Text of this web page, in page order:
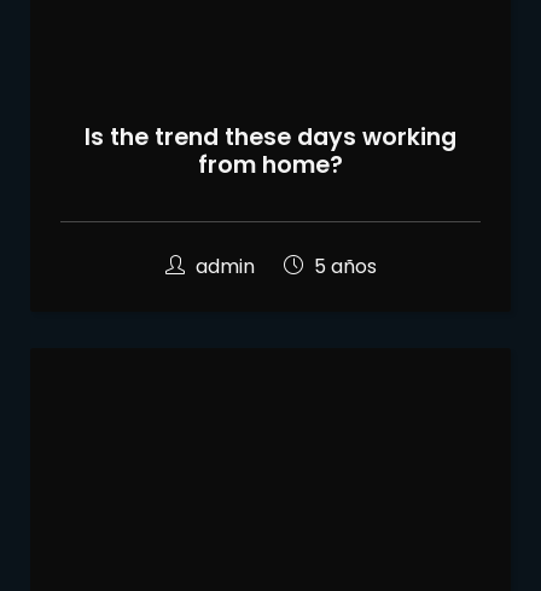
Is the trend these days working
from home?
admin 5 años